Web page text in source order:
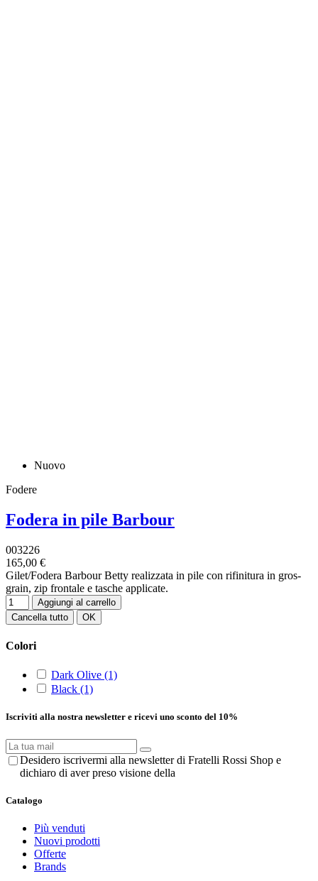
Nuovo
Fodere
Fodera in pile Barbour
003226
165,00 €
Gilet/Fodera Barbour Betty realizzata in pile con rifinitura in gros-
grain, zip frontale e tasche applicate.
Aggiungi al carrello
Cancella tutto
OK
Colori
Dark Olive (1)
Black (1)
Iscriviti alla nostra newsletter e ricevi uno sconto del 10%
Desidero iscrivermi alla newsletter di Fratelli Rossi Shop e
dichiaro di aver preso visione della
Catalogo
Più venduti
Nuovi prodotti
Offerte
Brands